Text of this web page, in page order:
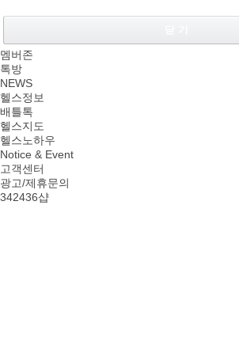
멤버존
톡방
NEWS
헬스정보
배틀톡
헬스지도
헬스노하우
Notice & Event
고객센터
광고/제휴문의
342436샵